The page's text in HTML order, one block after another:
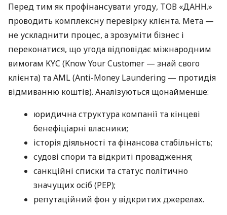
Перед тим як профінансувати угоду, ТОВ «ДАНН.»
проводить комплексну перевірку клієнта. Мета —
не ускладнити процес, а зрозуміти бізнес і
переконатися, що угода відповідає міжнародним
вимогам KYC (Know Your Customer — знай свого
клієнта) та AML (Anti-Money Laundering — протидія
відмиванню коштів). Аналізуються щонайменше:
юридична структура компанії та кінцеві
бенефіціарні власники;
історія діяльності та фінансова стабільність;
судові спори та відкриті провадження;
санкційні списки та статус політично
значущих осіб (PEP);
репутаційний фон у відкритих джерелах.